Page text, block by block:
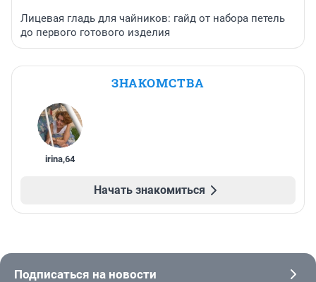
Лицевая гладь для чайников: гайд от набора петель
до первого готового изделия
ЗНАКОМСТВА
irina,64
Начать знакомиться
Подписаться на новости